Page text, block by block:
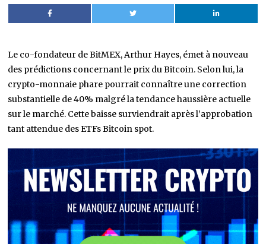
Le co-fondateur de BitMEX, Arthur Hayes, émet à nouveau
des prédictions concernant le prix du Bitcoin. Selon lui, la
crypto-monnaie phare pourrait connaître une correction
substantielle de 40% malgré la tendance haussière actuelle
sur le marché. Cette baisse surviendrait après l’approbation
tant attendue des ETFs Bitcoin spot.